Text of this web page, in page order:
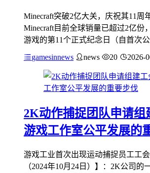
Minecraft突破2亿大关，庆祝其11周
Minecraft目前全球销量已超过2亿份
游戏的第11个正式纪念日（自首次
gamesinnews news 20 2026-
2K动作捕捉团队申请组
游戏工作室公平发展的
游戏工业首次出现运动捕捉员工工
（2024年10月24日）】：2K公司的